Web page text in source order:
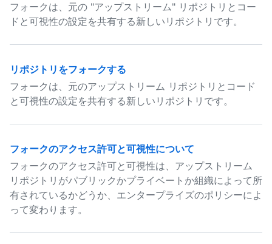
フォークは、元の "アップストリーム" リポジトリとコー
ドと可視性の設定を共有する新しいリポジトリです。
リポジトリをフォークする
フォークは、元のアップストリーム リポジトリとコード
と可視性の設定を共有する新しいリポジトリです。
フォークのアクセス許可と可視性について
フォークのアクセス許可と可視性は、アップストリーム
リポジトリがパブリックかプライベートか組織によって所
有されているかどうか、エンタープライズのポリシーによ
って変わります。